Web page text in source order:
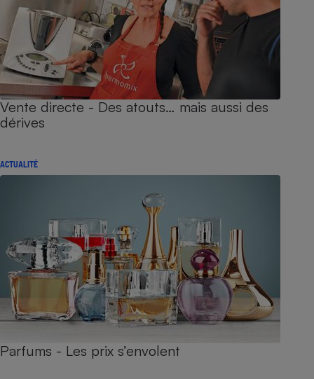
Vente directe - Des atouts… mais aussi des
dérives
ACTUALITÉ
Parfums - Les prix s’envolent